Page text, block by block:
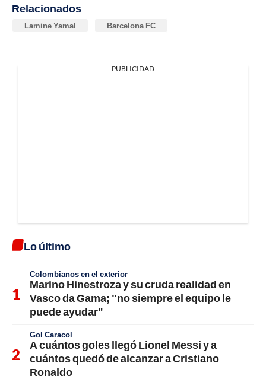
Relacionados
Lamine Yamal Barcelona FC
PUBLICIDAD
Lo último
Colombianos en el exterior
Marino Hinestroza y su cruda realidad en
Vasco da Gama; "no siempre el equipo le
puede ayudar"
Gol Caracol
A cuántos goles llegó Lionel Messi y a
cuántos quedó de alcanzar a Cristiano
Ronaldo